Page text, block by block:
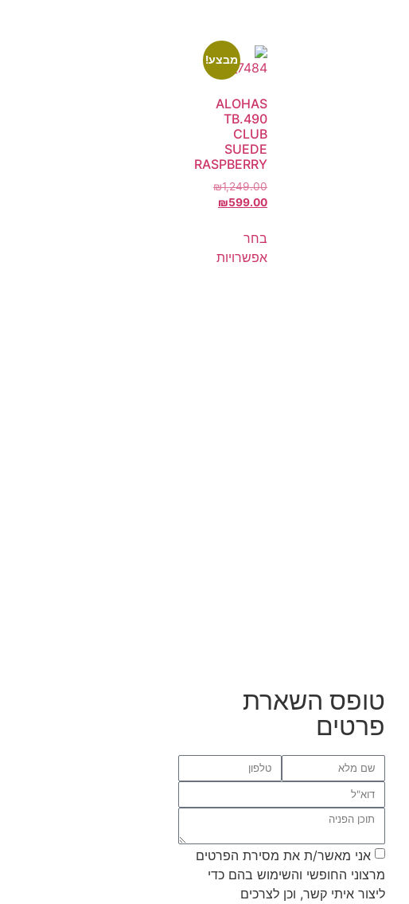
מבצע!
ALOHAS
TB.490
CLUB
SUEDE
RASPBERRY
₪1,249.00
₪599.00
בחר
אפשרויות
טופס השארת
פרטים
אני מאשר/ת את מסירת הפרטים
מרצוני החופשי והשימוש בהם כדי
ליצור איתי קשר, וכן לצרכים